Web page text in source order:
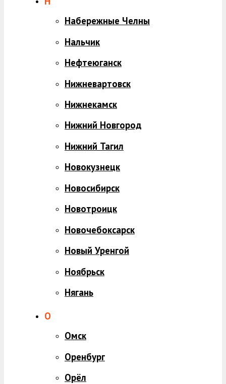
Набережные Челны
Нальчик
Нефтеюганск
Нижневартовск
Нижнекамск
Нижний Новгород
Нижний Тагил
Новокузнецк
Новосибирск
Новотроицк
Новочебоксарск
Новый Уренгой
Ноябрьск
Нягань
О
Омск
Оренбург
Орёл